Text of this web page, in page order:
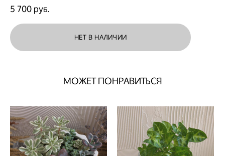
5 700 pуб.
НЕТ В НАЛИЧИИ
МОЖЕТ ПОНРАВИТЬСЯ